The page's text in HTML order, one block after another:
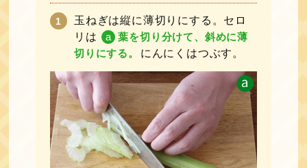
玉ねぎは縦に薄切りにする。セロ
リは
a
葉を切り分けて、斜めに薄
切りにする。
にんにくはつぶす。